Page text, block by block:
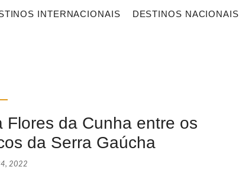
INTERNACIONAIS DESTINOS NACIONAIS
Flores da Cunha entre os
da Serra Gaúcha
2022